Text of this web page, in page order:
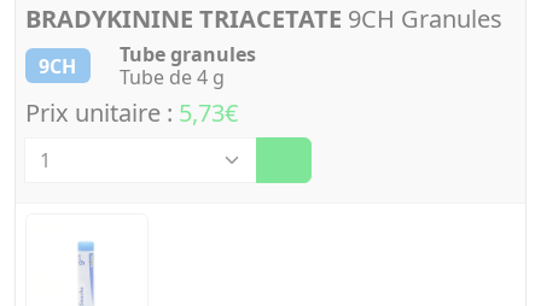
BRADYKININE TRIACETATE 9CH Granules
9CH
Tube granules
Tube de 4 g
Prix unitaire : 5,73€